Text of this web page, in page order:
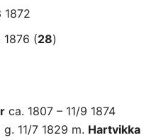
1872
1876 (28)
ca. 1807 – 11/9 1874
11/7 1829 m. Hartvikka